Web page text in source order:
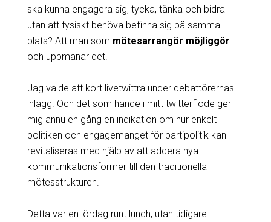
ska kunna engagera sig, tycka, tänka och bidra
utan att fysiskt behöva befinna sig på samma
plats? Att man som mötesarrangör möjliggör
och uppmanar det.
Jag valde att kort livetwittra under debattörernas
inlägg. Och det som hände i mitt twitterflöde ger
mig ännu en gång en indikation om hur enkelt
politiken och engagemanget för partipolitik kan
revitaliseras med hjälp av att addera nya
kommunikationsformer till den traditionella
mötesstrukturen.
Detta var en lördag runt lunch, utan tidigare